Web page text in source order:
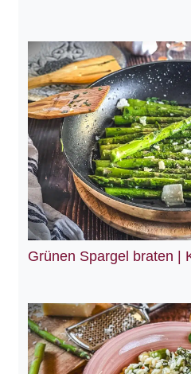
Grünen Spargel braten |